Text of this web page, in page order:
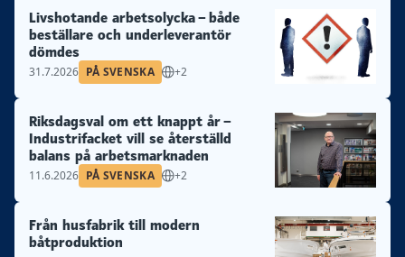
Livshotande arbetsolycka – både
beställare och underleverantör
dömdes
31.7.2026 PÅ SVENSKA +2
Riksdagsval om ett knappt år –
Industrifacket vill se återställd
balans på arbetsmarknaden
11.6.2026 PÅ SVENSKA +2
Från husfabrik till modern
båtproduktion